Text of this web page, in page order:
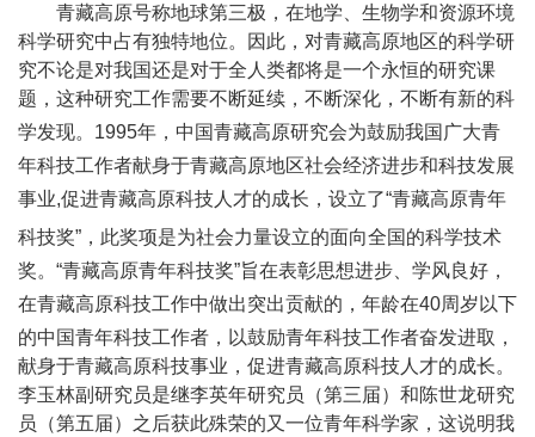
青藏高原号称地球第三极，在地学、生物学和资源环境
科学研究中占有独特地位。因此，对青藏高原地区的科学研
究不论是对我国还是对于全人类都将是一个永恒的研究课
题，这种研究工作需要不断延续，不断深化，不断有新的科
学发现。 1995年，中国青藏高原研究会为鼓励我国广大青
年科技工作者献身于青藏高原地区社会经济进步和科技发展
事业,促进青藏高原科技人才的成长，设立了“青藏高原青年
科技奖” ，此奖项是为社会力量设立的面向全国的科学技术
奖。 “青藏高原青年科技奖”旨在表彰思想进步、学风良好，
在青藏高原科技工作中做出突出贡献的，年龄在40周岁以下
的中国青年科技工作者，以鼓励青年科技工作者奋发进取，
献身于青藏高原科技事业，促进青藏高原科技人才的成长。
李玉林副研究员是继李英年研究员（第三届）和陈世龙研究
员（第五届）之后获此殊荣的又一位青年科学家，这说明我